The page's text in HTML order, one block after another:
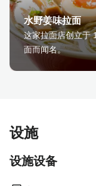
水野姜味拉面
这家拉面店创立于
面而闻名。
设施
设施设备